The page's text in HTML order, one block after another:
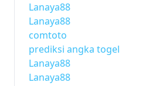
Lanaya88
Lanaya88
comtoto
prediksi angka togel
Lanaya88
Lanaya88